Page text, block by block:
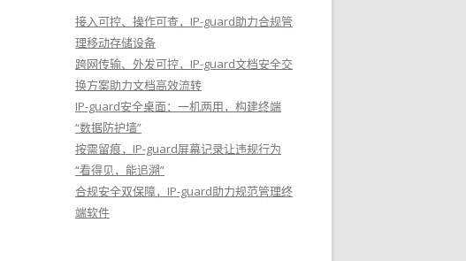
接入可控、操作可查，IP-guard助力合规管
理移动存储设备
跨网传输、外发可控，IP-guard文档安全交
换方案助力文档高效流转
IP-guard安全桌面：一机两用，构建终端
“数据防护墙”
按需留痕，IP-guard屏幕记录让违规行为
“看得见，能追溯”
合规安全双保障，IP-guard助力规范管理终
端软件